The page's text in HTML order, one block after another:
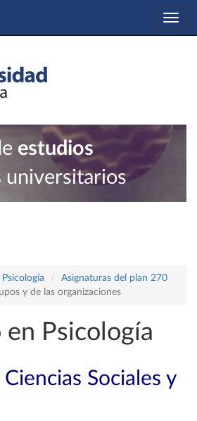
estudios
universitarios
Asignaturas del plan 270
y de las organizaciones
en Psicología
Sociales y